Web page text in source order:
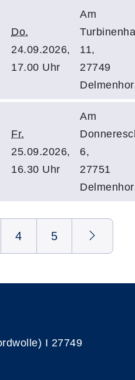
Do.
24.09.2026,
17.00 Uhr
Am
11,
27749
Fr.
25.09.2026,
16.30 Uhr
Am
6,
27751
4 5
I 27749